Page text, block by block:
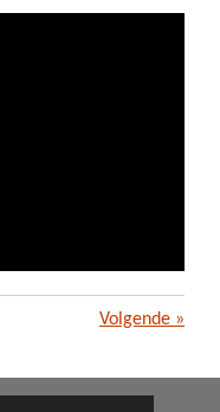
Volgende »